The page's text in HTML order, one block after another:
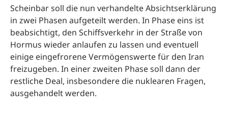
Scheinbar soll die nun verhandelte Absichtserklärung
in zwei Phasen aufgeteilt werden. In Phase eins ist
beabsichtigt, den Schiffsverkehr in der Straße von
Hormus wieder anlaufen zu lassen und eventuell
einige eingefrorene Vermögenswerte für den Iran
freizugeben. In einer zweiten Phase soll dann der
restliche Deal, insbesondere die nuklearen Fragen,
ausgehandelt werden.